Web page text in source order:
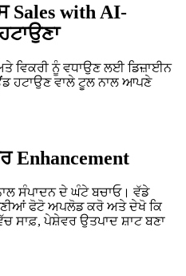
Sales with AI-
ਵਿਕਰੀ ਨੂੰ ਵਧਾਉਣ ਲਈ ਡਿਜ਼ਾਈਨ
ਹਟਾਉਣ ਵਾਲੇ ਟੂਲ ਨਾਲ ਆਪਣੇ
Enhancement
ਸੰਪਾਦਨ ਦੇ ਘੰਟੇ ਬਚਾਓ। ਵੱਡੇ
ਫੋਟੋ ਅਪਲੋਡ ਕਰੋ ਅਤੇ ਦੇਖੋ ਕਿ
ਸਾਫ਼, ਪੇਸ਼ੇਵਰ ਉਤਪਾਦ ਸ਼ਾਟ ਬਣਾ